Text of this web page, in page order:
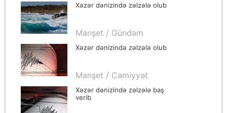
Xəzər dənizində zəlzələ olub
Manşet / Gündəm
Xəzər dənizində zəlzələ olub
Manşet / Cəmiyyət
Xəzər dənizində zəlzələ baş
verib